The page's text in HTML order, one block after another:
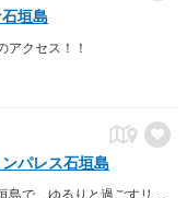
垣島
アクセス！！
パレス石垣島